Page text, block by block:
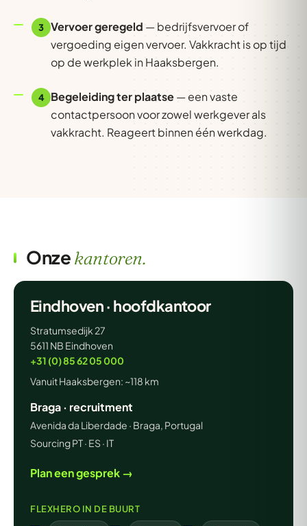
3 Vervoer geregeld — bedrijfsvervoer of
vergoeding eigen vervoer. Vakkracht is op tijd
op de werkplek in Haaksbergen.
4 Begeleiding ter plaatse— een vaste
contactpersoon voor zowel werkgever als
vakkracht. Reageert binnen één werkdag.
Onzekantoren.
Eindhoven · hoofdkantoor
Stratumsedijk 27
5611 NB Eindhoven
+31 (0) 85 62 05 000
Vanuit Haaksbergen: ~118 km
Braga · recruitment
Avenida da Liberdade · Braga, Portugal
Sourcing PT · ES · IT
Plan een gesprek →
FLEXHERO IN DE BUURT